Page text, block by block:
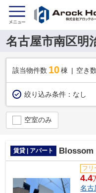
名古屋市南区明
該当物件数 10棟 空き数
絞り込み条件： なし
空室のみ
賃貸 | アパート Blossom
フリ
4.4
名古